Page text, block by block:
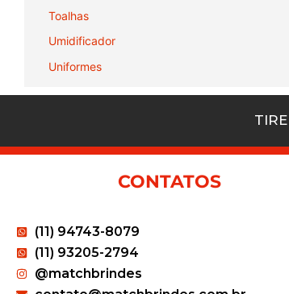
Toalhas
Umidificador
Uniformes
CONTATOS
(11) 94743-8079
(11) 93205-2794
@matchbrindes